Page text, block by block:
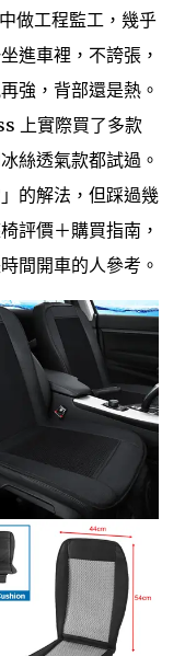
做工程監工，幾乎
進車裡，不誇張，
強，背部還是熱。
上實際買了多款
絲透氣款都試過。
的解法，但踩過幾
評價＋購買指南，
間開車的人參考。